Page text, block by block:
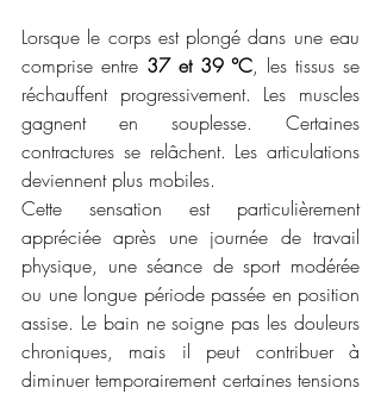
Lorsque le corps est plongé dans une eau
comprise entre 37 et 39 °C, les tissus se
réchauffent progressivement. Les muscles
gagnent en souplesse. Certaines
contractures se relâchent. Les articulations
deviennent plus mobiles.
Cette sensation est particulièrement
appréciée après une journée de travail
physique, une séance de sport modérée
ou une longue période passée en position
assise. Le bain ne soigne pas les douleurs
chroniques, mais il peut contribuer à
diminuer temporairement certaines tensions